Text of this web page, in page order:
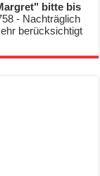
bitte bis
- Nachträglich
berücksichtigt